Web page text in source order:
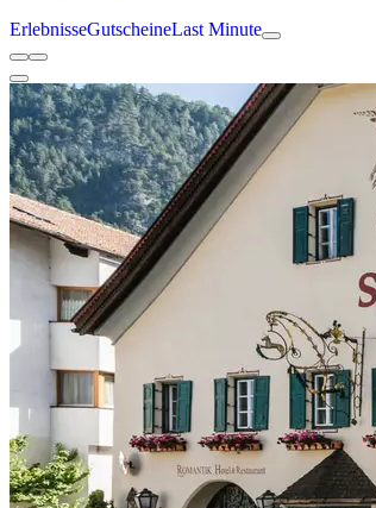
ErlebnisseGutscheineLast Minute